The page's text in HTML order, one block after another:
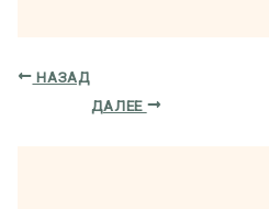
НАЗАД
ДАЛЕЕ